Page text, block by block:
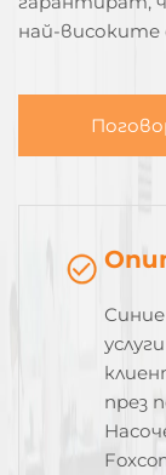
най-високите
през